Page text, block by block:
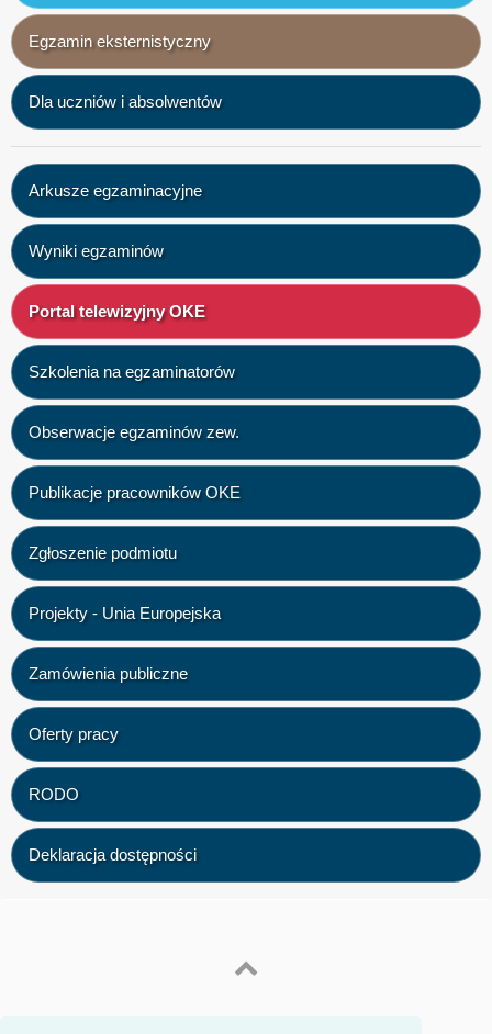
Egzamin eksternistyczny
Dla uczniów i absolwentów
Arkusze egzaminacyjne
Wyniki egzaminów
Portal telewizyjny OKE
Szkolenia na egzaminatorów
Obserwacje egzaminów zew.
Publikacje pracowników OKE
Zgłoszenie podmiotu
Projekty - Unia Europejska
Zamówienia publiczne
Oferty pracy
RODO
Deklaracja dostępności